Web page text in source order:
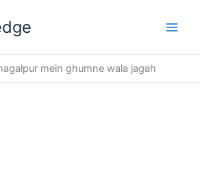
mein ghumne wala jagah